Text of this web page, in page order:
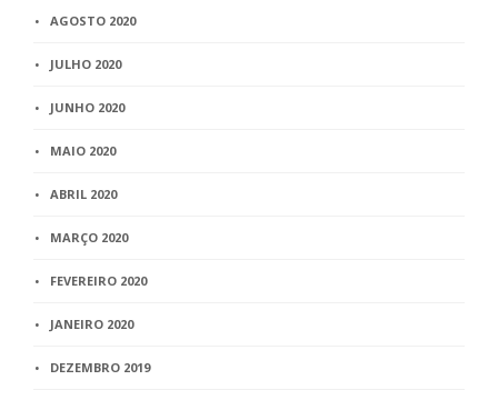
AGOSTO 2020
JULHO 2020
JUNHO 2020
MAIO 2020
ABRIL 2020
MARÇO 2020
FEVEREIRO 2020
JANEIRO 2020
DEZEMBRO 2019